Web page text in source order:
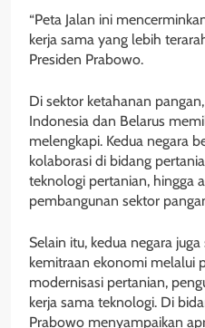
“Peta Jalan ini
kerja sama yang lebih
Presiden Prabowo.
Di sektor ketahanan
Indonesia dan Belarus
melengkapi. Kedua negara
kolaborasi di bidang
teknologi pertanian, hingga
pembangunan sektor
Selain itu, kedua negara
kemitraan ekonomi melalui
modernisasi pertanian,
kerja sama teknologi. Di
Prabowo menyampaikan